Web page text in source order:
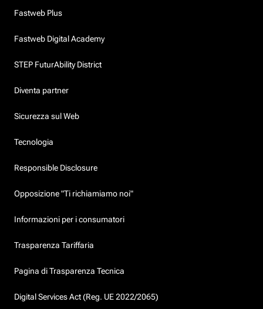
Fastweb Plus
Fastweb Digital Academy
STEP FuturAbility District
Diventa partner
Sicurezza sul Web
Tecnologia
Responsible Disclosure
Opposizione "Ti richiamiamo noi"
Informazioni per i consumatori
Trasparenza Tariffaria
Pagina di Trasparenza Tecnica
Digital Services Act (Reg. UE 2022/2065)